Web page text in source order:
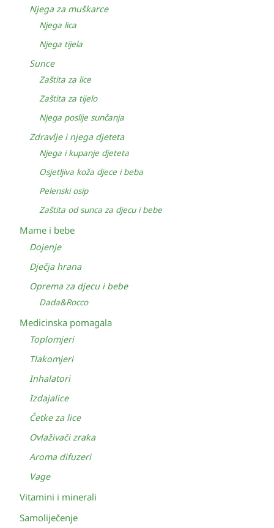
Njega za muškarce
Njega lica
Njega tijela
Sunce
Zaštita za lice
Zaštita za tijelo
Njega poslije sunčanja
Zdravlje i njega djeteta
Njega i kupanje djeteta
Osjetljiva koža djece i beba
Pelenski osip
Zaštita od sunca za djecu i bebe
Mame i bebe
Dojenje
Dječja hrana
Oprema za djecu i bebe
Dada&Rocco
Medicinska pomagala
Toplomjeri
Tlakomjeri
Inhalatori
Izdajalice
Četke za lice
Ovlaživači zraka
Aroma difuzeri
Vage
Vitamini i minerali
Samoliječenje